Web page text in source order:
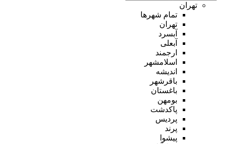
تهران
تمام شهر‌ها
تهران
آبسرد
آبعلی
ارجمند
اسلامشهر
اندیشه
باقرشهر
باغستان
بومهن
پاکدشت
پردیس
پرند
پیشوا